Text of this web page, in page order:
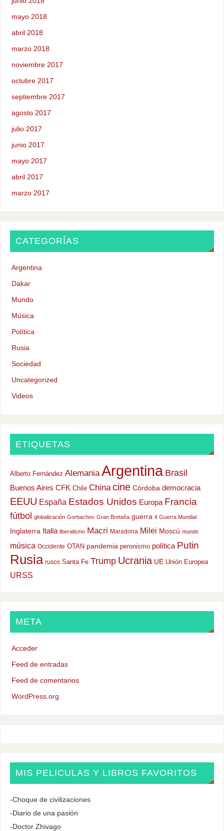
mayo 2018
abril 2018
marzo 2018
noviembre 2017
octubre 2017
septiembre 2017
agosto 2017
julio 2017
junio 2017
mayo 2017
abril 2017
marzo 2017
CATEGORÍAS
Argentina
Dakar
Mundo
Música
Política
Rusia
Sociedad
Uncategorized
Videos
ETIQUETAS
Alberto Fernández Alemania Argentina Brasil
Buenos Aires CFK Chile China cine Córdoba democracia
EEUU España Estados Unidos Europa Francia
fútbol globalización Gorbachov Gran Bretaña guerra II Guerra Mundial
Inglaterra Italia liberalismo Macri Maradona Milei Moscú mundo
música Occidente OTAN pandemia peronismo política Putin
Rusia rusos Santa Fe Trump Ucrania UE Unión Europea
URSS
META
Acceder
Feed de entradas
Feed de comentarios
WordPress.org
MIS PELICULAS Y LIBROS FAVORITOS
-Choque de civilizaciones
-Diario de una pasión
-Doctor Zhivago